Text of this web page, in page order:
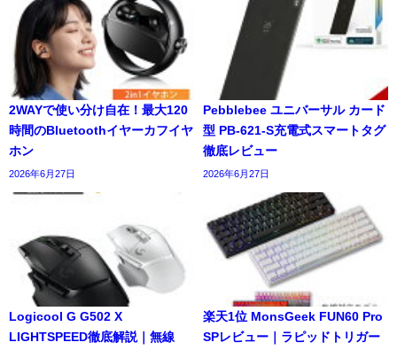
2WAYで使い分け自在！最大120
時間のBluetoothイヤーカフイヤ
ホン
2026年6月27日
Pebblebee ユニバーサル カード
型 PB-621-S充電式スマートタグ
徹底レビュー
2026年6月27日
Logicool G G502 X
LIGHTSPEED徹底解説｜無線
楽天1位 MonsGeek FUN60 Pro
SPレビュー｜ラピッドトリガー